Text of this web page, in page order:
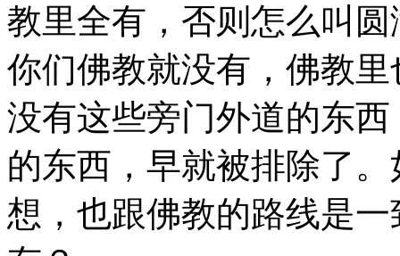
教里全有，否则怎么叫
你们佛教就没有，佛教
没有这些旁门外道的东
的东西，早就被排除了
想，也跟佛教的路线是